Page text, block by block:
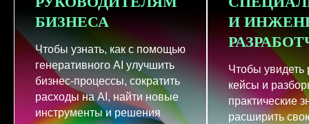
БИЗНЕСА
Чтобы узнать, как с помощью
генеративного AI улучшить
бизнес-процессы, сократить
расходы на AI, найти новые
инструменты и решения
И
Чтобы увидеть
кейсы и
практические
расширить